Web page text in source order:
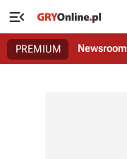

PREMIUM Newsroom